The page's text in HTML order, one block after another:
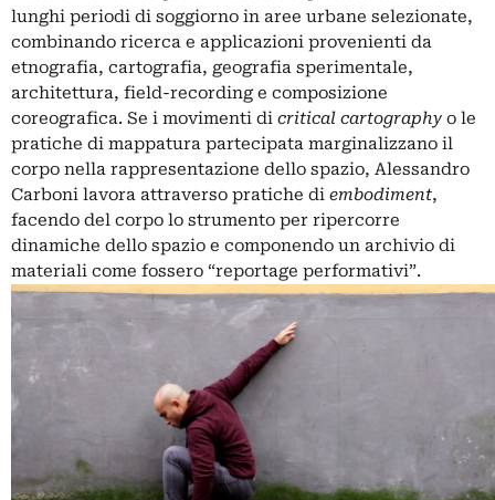
lunghi periodi di soggiorno in aree urbane selezionate,
combinando ricerca e applicazioni provenienti da
etnografia, cartografia, geografia sperimentale,
architettura, field-recording e composizione
coreografica. Se i movimenti di critical cartography o le
pratiche di mappatura partecipata marginalizzano il
corpo nella rappresentazione dello spazio, Alessandro
Carboni lavora attraverso pratiche di embodiment,
facendo del corpo lo strumento per ripercorre
dinamiche dello spazio e componendo un archivio di
materiali come fossero “reportage performativi”.